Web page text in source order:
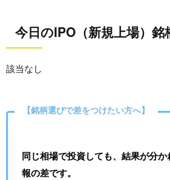
今日のIPO（新規上場）銘
該当なし
【銘柄選びで差をつけたい方へ】
同じ相場で投資しても、結果が分
報の差です。